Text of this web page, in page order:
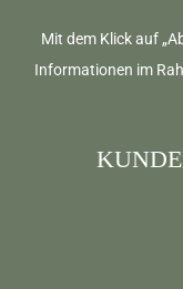
Mit dem Klick auf
Informationen im